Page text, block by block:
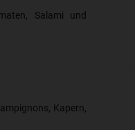
Salami und
Kapern,